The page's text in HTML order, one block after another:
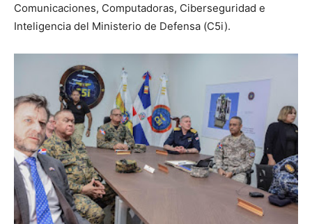
Comunicaciones, Computadoras, Ciberseguridad e
Inteligencia del Ministerio de Defensa (C5i).